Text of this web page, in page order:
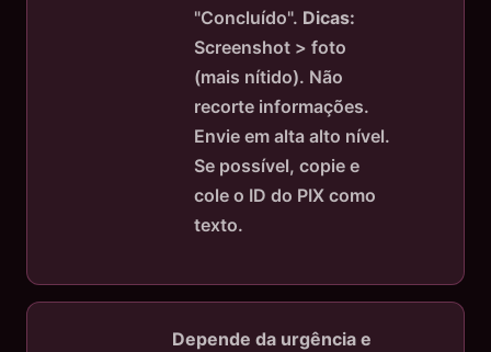
"Concluído". Dicas:
Screenshot > foto
(mais nítido). Não
recorte informações.
Envie em alta alto nível.
Se possível, copie e
cole o ID do PIX como
texto.
Depende da urgência e